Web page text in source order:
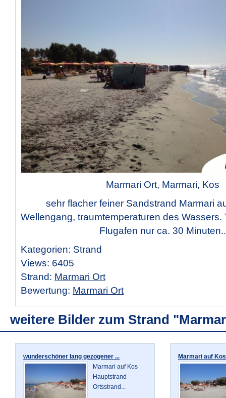
Marmari Ort, Marmari, Kos
sehr flacher feiner Sandstrand Marmari
Wellengang, traumtemperaturen des Wassers.
Flugafen nur ca. 30 Minuten..
Kategorien: Strand
Views: 6405
Strand: Marmari Ort
Bewertung: Marmari Ort
weitere Bilder zum Strand
wunderschöner lang gezogener ...
Marmari auf Kos
Hauptstrand
Ortsstrand...
Marmari auf